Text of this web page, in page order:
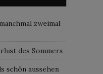
zweimal
des Sommers
schön aussehen